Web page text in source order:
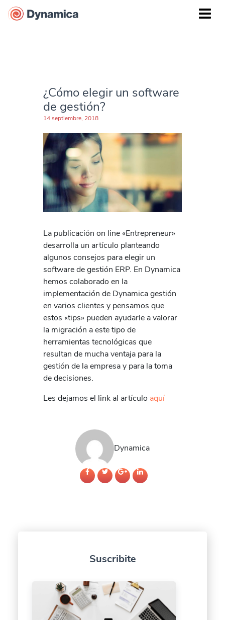
¿Cómo elegir un software
de gestión?
14 septiembre, 2018
La publicación on line «Entrepreneur»
desarrolla un artículo planteando
algunos consejos para elegir un
software de gestión ERP. En Dynamica
hemos colaborado en la
implementación de Dynamica gestión
en varios clientes y pensamos que
estos «tips» pueden ayudarle a valorar
la migración a este tipo de
herramientas tecnológicas que
resultan de mucha ventaja para la
gestión de la empresa y para la toma
de decisiones.
Les dejamos el link al artículo aquí
Dynamica
Suscribite